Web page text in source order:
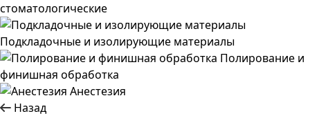
стоматологические
Подкладочные и изолирующие материалы
Полирование и
финишная обработка
Анестезия
Назад